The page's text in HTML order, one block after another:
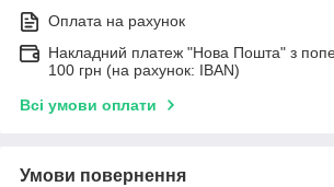
Оплата на рахунок
Накладний платеж "Нова Пошта" з
100 грн (на рахунок: IBAN)
Всі умови оплати
Умови повернення